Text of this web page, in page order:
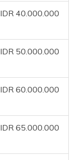
IDR 40.000.000
IDR 50.000.000
IDR 60.000.000
IDR 65.000.000